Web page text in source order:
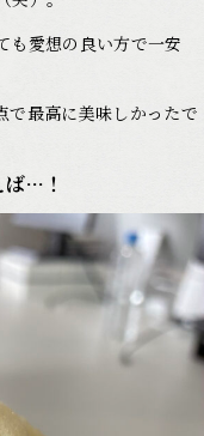
も愛想の良い方で一安
で最高に美味しかったで
ば…！